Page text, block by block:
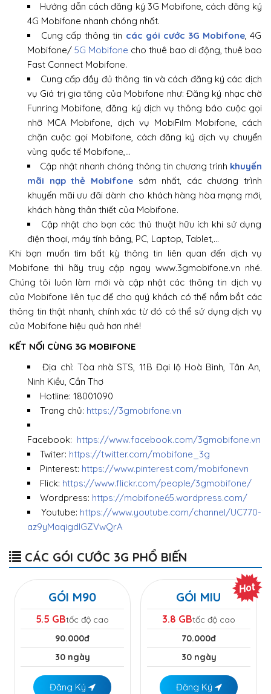
Hướng dẫn cách đăng ký 3G Mobifone, cách đăng ký
4G Mobifone nhanh chóng nhất.
Cung cấp thông tin các gói cước 3G Mobifone, 4G
Mobifone/ 5G Mobifone cho thuê bao di động, thuê bao
Fast Connect Mobifone.
Cung cấp đầy đủ thông tin và cách đăng ký các dịch
vụ Giá trị gia tăng của Mobifone như: Đăng ký nhạc chờ
Funring Mobifone, đăng ký dịch vụ thông báo cuộc gọi
nhỡ MCA Mobifone, dịch vụ MobiFilm Mobifone, cách
chặn cuộc gọi Mobifone, cách đăng ký dịch vụ chuyển
vùng quốc tế Mobifone,…
Cập nhật nhanh chóng thông tin chương trình khuyến
mãi nạp thẻ Mobifonesớm nhất, các chương trình
khuyến mãi ưu đãi dành cho khách hàng hòa mạng mới,
khách hàng thân thiết của Mobifone.
Cập nhật cho bạn các thủ thuật hữu ích khi sử dụng
điện thoại, máy tính bảng, PC, Laptop, Tablet,…
Khi bạn muốn tìm bất kỳ thông tin liên quan đến dịch vụ
Mobifone thì hãy truy cập ngay www.3gmobifone.vn nhé.
Chúng tôi luôn làm mới và cập nhật các thông tin dịch vụ
của Mobifone liên tục để cho quý khách có thể nắm bắt các
thông tin thật nhanh, chính xác từ đó có thể sử dụng dịch vụ
của Mobifone hiệu quả hơn nhé!
KẾT NỐI CÙNG 3G MOBIFONE
Địa chỉ: Tòa nhà STS, 11B Đại lộ Hoà Bình, Tân An,
Ninh Kiều, Cần Thơ
Hotline: 18001090
Trang chủ: https://3gmobifone.vn
Facebook: https://www.facebook.com/3gmobifone.vn
Twiter: https://twitter.com/mobifone_3g
Pinterest: https://www.pinterest.com/mobifonevn
Flick: https://www.flickr.com/people/3gmobifone/
Wordpress: https://mobifone65.wordpress.com/
Youtube: https://www.youtube.com/channel/UC770-
az9yMaqigdlGZVwQrA
CÁC GÓI CƯỚC 3G PHỔ BIẾN
GÓI M90
5.5 GBtốc độ cao
90.000đ
30 ngày
Đăng Ký
GÓI MIU
3.8 GBtốc độ cao
70.000đ
30 ngày
Đăng Ký